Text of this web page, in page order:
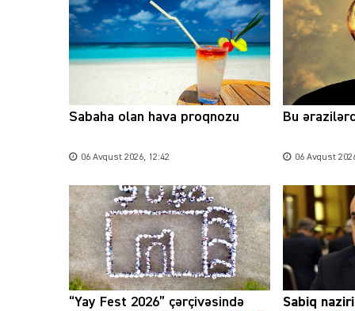
Sabaha olan hava proqnozu
06 Avqust 2026, 12:42
Bu
06 Avqust
“Yay Fest 2026” çərçivəsində
Sabiq